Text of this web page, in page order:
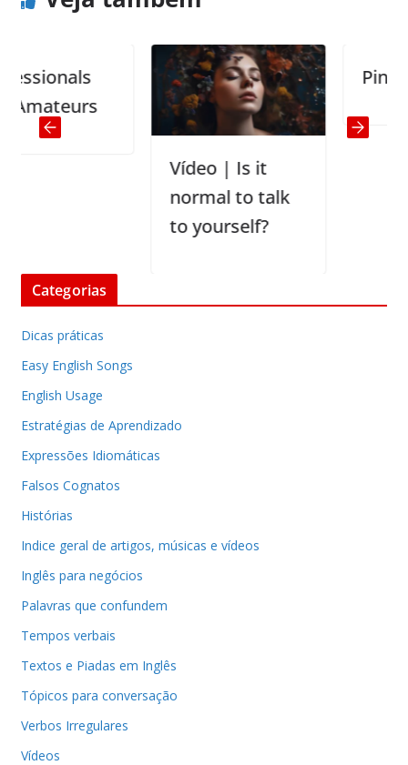
Vídeo | Is it
normal to talk
to yourself?
Pinnochio
Categorias
Dicas práticas
Easy English Songs
English Usage
Estratégias de Aprendizado
Expressões Idiomáticas
Falsos Cognatos
Histórias
Indice geral de artigos, músicas e vídeos
Inglês para negócios
Palavras que confundem
Tempos verbais
Textos e Piadas em Inglês
Tópicos para conversação
Verbos Irregulares
Vídeos